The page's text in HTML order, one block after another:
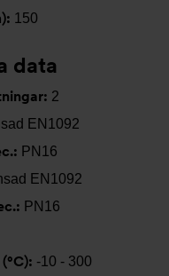
150
data
2
EN1092
PN16
EN1092
PN16
-10 - 300